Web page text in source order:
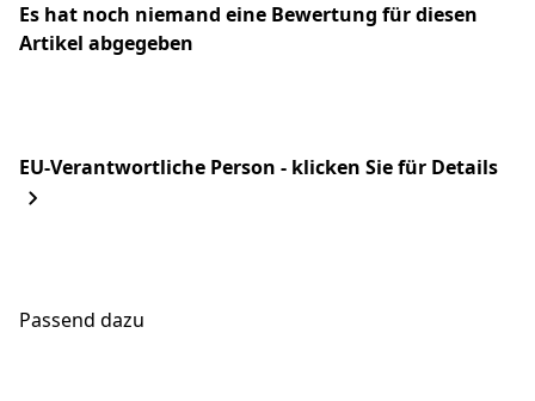
Es hat noch niemand eine Bewertung für diesen
Artikel abgegeben
EU-Verantwortliche Person - klicken Sie für Details
Passend dazu